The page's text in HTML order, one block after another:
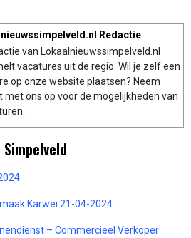
Redactie
van Lokaalnieuwssimpelveld.nl
vacatures uit de regio. Wil je zelf een
op onze website plaatsen? Neem
met ons op voor de mogelijkheden van
Karwei 21-04-2024
– Commercieel Verkoper